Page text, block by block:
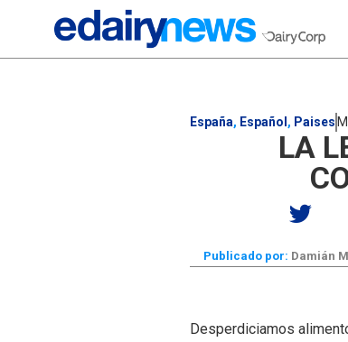
España, Español , Paises
LA
Publicado por: Damián
Desperdiciamos